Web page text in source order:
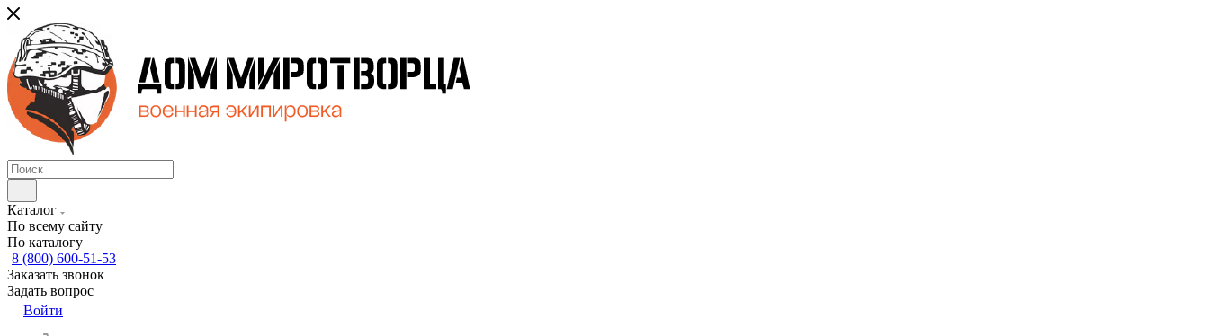
Каталог
По всему сайту
По каталогу
8 (800) 600-51-53
Заказать звонок
Задать вопрос
Войти